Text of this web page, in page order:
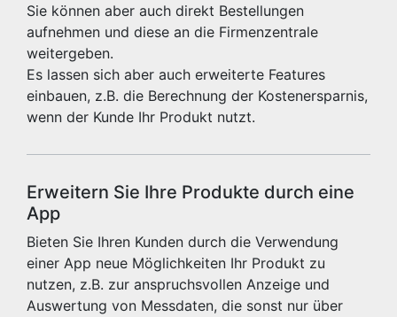
Sie können aber auch direkt Bestellungen
aufnehmen und diese an die Firmenzentrale
weitergeben.
Es lassen sich aber auch erweiterte Features
einbauen, z.B. die Berechnung der Kostenersparnis,
wenn der Kunde Ihr Produkt nutzt.
Erweitern Sie Ihre Produkte durch eine
App
Bieten Sie Ihren Kunden durch die Verwendung
einer App neue Möglichkeiten Ihr Produkt zu
nutzen, z.B. zur anspruchsvollen Anzeige und
Auswertung von Messdaten, die sonst nur über